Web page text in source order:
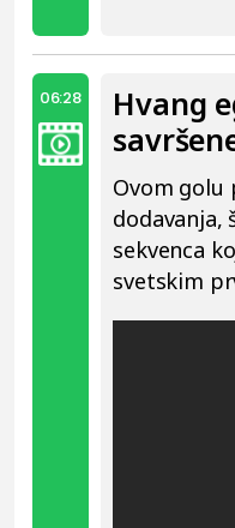
06:28
Hvang
Ovom golu
dodavanja,
sekvenca
svetskim